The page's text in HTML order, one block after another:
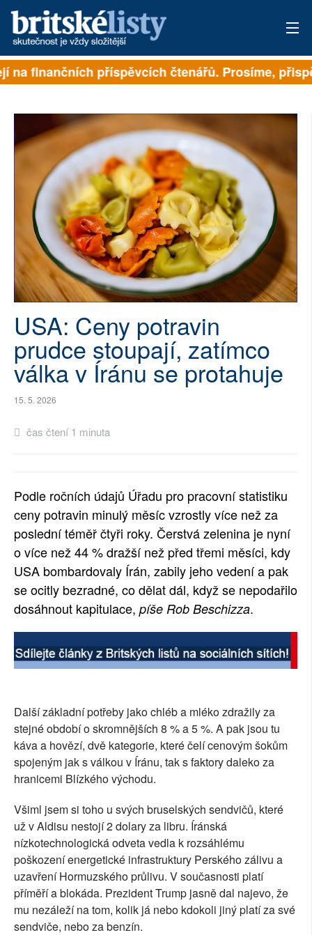
PŘIHLÁSIT
ARCHIV
ROZHOVORY
TÉMATA
NEJČTENĚJŠÍ ZA 7 DNÍ
AUTOŘI
PŘÍSPĚVKY NA PROVOZ
SOCIÁLNÍ SÍTĚ
RUBRIKY
PLNÁ VERZE STRÁNEK
finančních příspěvcích čtenářů. Prosíme,
USA: Ceny potravin
prudce stoupají, zatímco
válka v Íránu se protahuje
15. 5. 2026
čas čtení 1 minuta
Podle ročních údajů Úřadu pro pracovní statistiku
ceny potravin minulý měsíc vzrostly více než za
poslední téměř čtyři roky. Čerstvá zelenina je nyní
o více než 44 % dražší než před třemi měsíci, kdy
USA bombardovaly Írán, zabily jeho vedení a pak
se ocitly bezradné, co dělat dál, když se nepodařilo
dosáhnout kapitulace, píše Rob Beschizza.
Další základní potřeby jako chléb a mléko zdražily za
stejné období o skromnějších 8 % a 5 %. A pak jsou tu
káva a hovězí, dvě kategorie, které čelí cenovým šokům
spojeným jak s válkou v Íránu, tak s faktory daleko za
hranicemi Blízkého východu.
Všiml jsem si toho u svých bruselských sendvičů, které
už v Aldisu nestojí 2 dolary za libru. Íránská
nízkotechnologická odveta vedla k rozsáhlému
poškození energetické infrastruktury Perského zálivu a
uzavření Hormuzského průlivu. V současnosti platí
příměří a blokáda. Prezident Trump jasně dal najevo, že
mu nezáleží na tom, kolik já nebo kdokoli jiný platí za své
sendviče, nebo za benzín.